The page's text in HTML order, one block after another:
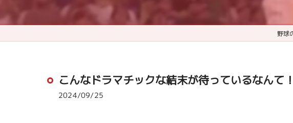
野球
こんなドラマチックな結末が待っているなんて
2024/09/25